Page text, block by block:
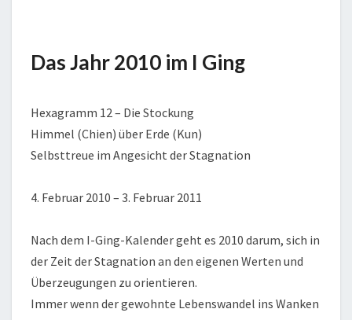
Das Jahr 2010 im I Ging
Hexagramm 12 – Die Stockung
Himmel (Chien) über Erde (Kun)
Selbsttreue im Angesicht der Stagnation
4. Februar 2010 – 3. Februar 2011
Nach dem I-Ging-Kalender geht es 2010 darum, sich in
der Zeit der Stagnation an den eigenen Werten und
Überzeugungen zu orientieren.
Immer wenn der gewohnte Lebenswandel ins Wanken